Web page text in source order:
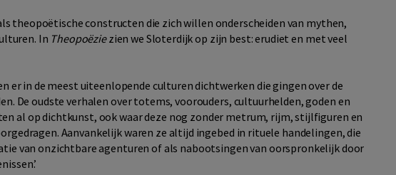
theopoëtische constructen die zich willen onderscheiden van mythen,
In Theopoëziezien we Sloterdijk op zijn best: erudiet en met veel
er in de meest uiteenlopende culturen dichtwerken die gingen over de
De oudste verhalen over totems, voorouders, cultuurhelden, goden en
al op dichtkunst, ook waar deze nog zonder metrum, rijm, stijlfiguren en
Aanvankelijk waren ze altijd ingebed in rituele handelingen, die
van onzichtbare agenturen of als nabootsingen van oorspronkelijk door